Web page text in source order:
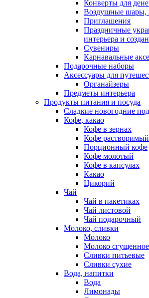
Конверты для
Воздушные шары,
Приглашения
Праздничные
интерьера и
Сувениры
Карнавальные
Подарочные наборы
Аксессуары для
Органайзеры
Предметы интерьера
Продукты питания и посуда
Сладкие новогодние
Кофе, какао
Кофе в зернах
Кофе растворимый
Порционный кофе
Кофе молотый
Кофе в капсулах
Какао
Цикорий
Чай
Чай в пакетиках
Чай листовой
Чай подарочный
Молоко, сливки
Молоко
Молоко сгущенное
Сливки питьевые
Сливки сухие
Вода, напитки
Вода
Лимонады